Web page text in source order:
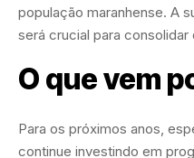
população maranhense. A
será crucial para
O que vem
Para os próximos anos,
continue investindo em